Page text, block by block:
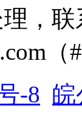
，
（
-8 皖